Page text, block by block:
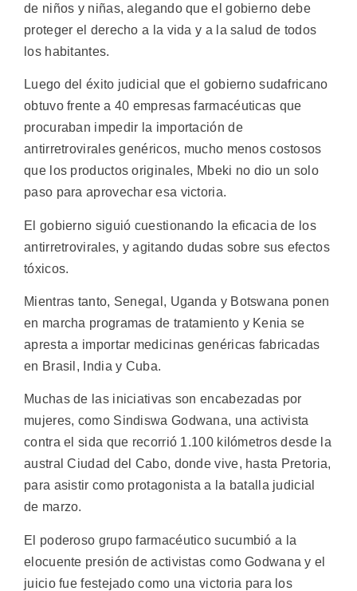
de niños y niñas, alegando que el gobierno debe
proteger el derecho a la vida y a la salud de todos
los habitantes.
Luego del éxito judicial que el gobierno sudafricano
obtuvo frente a 40 empresas farmacéuticas que
procuraban impedir la importación de
antirretrovirales genéricos, mucho menos costosos
que los productos originales, Mbeki no dio un solo
paso para aprovechar esa victoria.
El gobierno siguió cuestionando la eficacia de los
antirretrovirales, y agitando dudas sobre sus efectos
tóxicos.
Mientras tanto, Senegal, Uganda y Botswana ponen
en marcha programas de tratamiento y Kenia se
apresta a importar medicinas genéricas fabricadas
en Brasil, India y Cuba.
Muchas de las iniciativas son encabezadas por
mujeres, como Sindiswa Godwana, una activista
contra el sida que recorrió 1.100 kilómetros desde la
austral Ciudad del Cabo, donde vive, hasta Pretoria,
para asistir como protagonista a la batalla judicial
de marzo.
El poderoso grupo farmacéutico sucumbió a la
elocuente presión de activistas como Godwana y el
juicio fue festejado como una victoria para los